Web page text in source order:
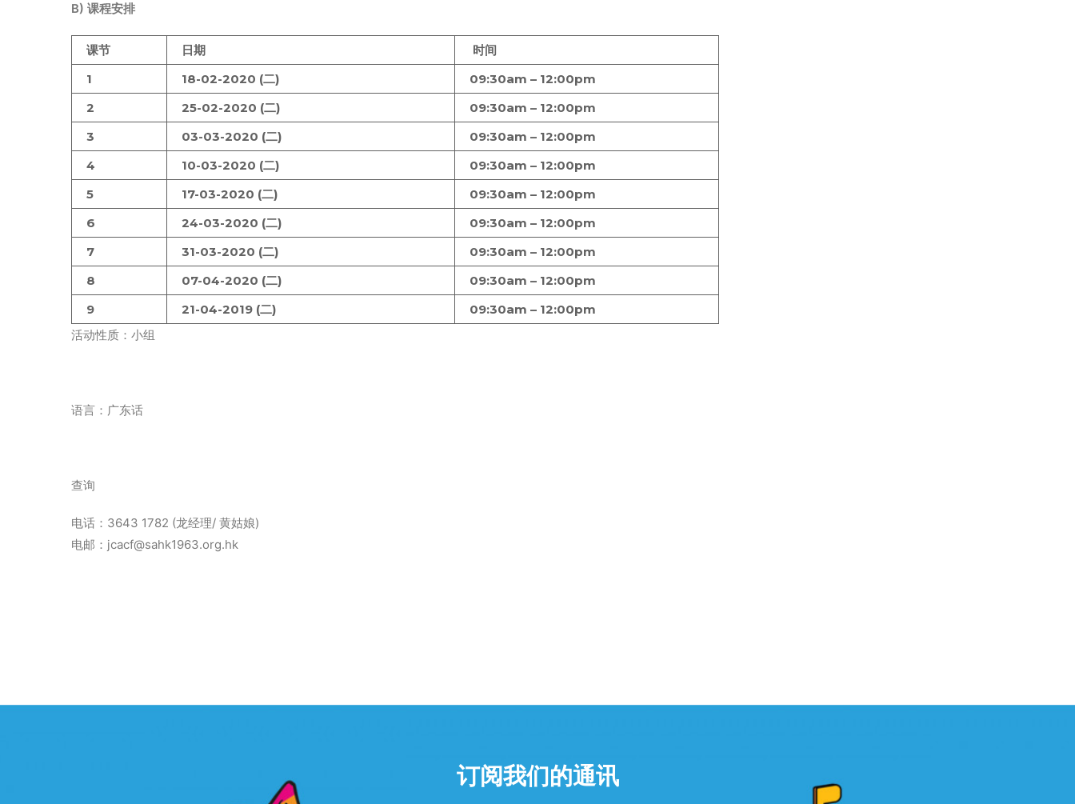
B) 课程安排
课节 日期
时间
1
18-02-2020 (二)
09:30am – 12:00pm
2
25-02-2020 (二)
09:30am – 12:00pm
3
03-03-2020 (二)
09:30am – 12:00pm
4
10-03-2020 (二)
09:30am – 12:00pm
5
17-03-2020 (二)
09:30am – 12:00pm
6
24-03-2020 (二)
09:30am – 12:00pm
7
31-03-2020 (二)
09:30am – 12:00pm
8
07-04-2020 (二)
09:30am – 12:00pm
9
21-04-2019 (二)
09:30am – 12:00pm
活动性质：小组
语言：广东话
查询
电话：3643 1782 (龙经理/ 黄姑娘)
电邮：jcacf@sahk1963.org.hk
订阅我们的通讯